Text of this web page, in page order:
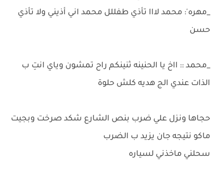
_مهره': محمد لااا تأذي طفللل محمد اني أذيني ولا تأذي
حسن
_محمد :: ااخ يا الحنينه ثنينكم راح تمشون وياي انتِ ب
الذات عندي الج هديه كلش حلوة
حجاها ونزل علي ضرب بنص الشارع شكد صرخت وبجيت
ماكو نتيجه جان يزيد ب الضرب
سحلني ماخذني لسياره